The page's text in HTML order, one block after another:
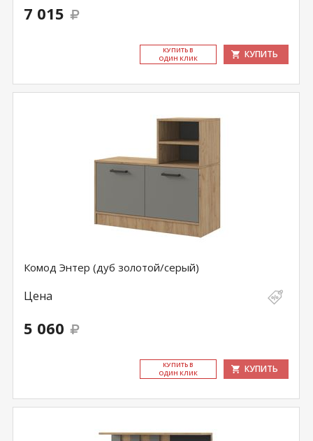
7 015
КУ­ПИТЬ В
ОДИН КЛИК
КУПИТЬ
Комод Энтер (дуб золотой/серый)
Цена
5 060
КУ­ПИТЬ В
ОДИН КЛИК
КУПИТЬ